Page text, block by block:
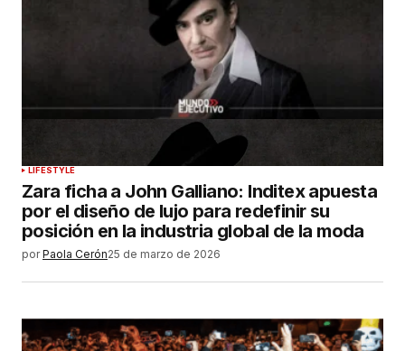
LIFESTYLE
Zara ficha a John Galliano: Inditex apuesta
por el diseño de lujo para redefinir su
posición en la industria global de la moda
por Paola Cerón25 de marzo de 2026